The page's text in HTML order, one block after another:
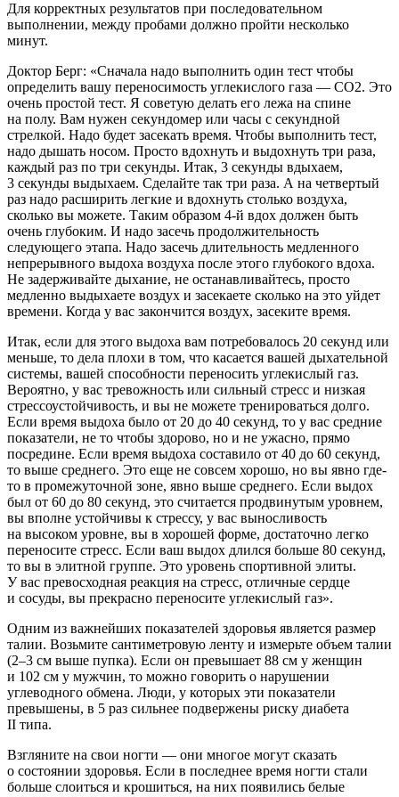
Для корректных результатов при последовательном
выполнении, между пробами должно пройти несколько
минут.
Доктор Берг: «Сначала надо выполнить один тест чтобы
определить вашу переносимость углекислого газа — СО2. Это
очень простой тест. Я советую делать его лежа на спине
на полу. Вам нужен секундомер или часы с секундной
стрелкой. Надо будет засекать время. Чтобы выполнить тест,
надо дышать носом. Просто вдохнуть и выдохнуть три раза,
каждый раз по три секунды. Итак, 3 секунды вдыхаем,
3 секунды выдыхаем. Сделайте так три раза. А на четвертый
раз надо расширить легкие и вдохнуть столько воздуха,
сколько вы можете. Таким образом 4-й вдох должен быть
очень глубоким. И надо засечь продолжительность
следующего этапа. Надо засечь длительность медленного
непрерывного выдоха воздуха после этого глубокого вдоха.
Не задерживайте дыхание, не останавливайтесь, просто
медленно выдыхаете воздух и засекаете сколько на это уйдет
времени. Когда у вас закончится воздух, засеките время.
Итак, если для этого выдоха вам потребовалось 20 секунд или
меньше, то дела плохи в том, что касается вашей дыхательной
системы, вашей способности переносить углекислый газ.
Вероятно, у вас тревожность или сильный стресс и низкая
стрессоустойчивость, и вы не можете тренироваться долго.
Если время выдоха было от 20 до 40 секунд, то у вас средние
показатели, не то чтобы здорово, но и не ужасно, прямо
посредине. Если время выдоха составило от 40 до 60 секунд,
то выше среднего. Это еще не совсем хорошо, но вы явно где-
то в промежуточной зоне, явно выше среднего. Если выдох
был от 60 до 80 секунд, это считается продвинутым уровнем,
вы вполне устойчивы к стрессу, у вас выносливость
на высоком уровне, вы в хорошей форме, достаточно легко
переносите стресс. Если ваш выдох длился больше 80 секунд,
то вы в элитной группе. Это уровень спортивной элиты.
У вас превосходная реакция на стресс, отличные сердце
и сосуды, вы прекрасно переносите углекислый газ».
Одним из важнейших показателей здоровья является размер
талии. Возьмите сантиметровую ленту и измерьте объем талии
(2–3 см выше пупка). Если он превышает 88 см у женщин
и 102 см у мужчин, то можно говорить о нарушении
углеводного обмена. Люди, у которых эти показатели
превышены, в 5 раз сильнее подвержены риску диабета
II типа.
Взгляните на свои ногти — они многое могут сказать
о состоянии здоровья. Если в последнее время ногти стали
больше слоиться и крошиться, на них появились белые